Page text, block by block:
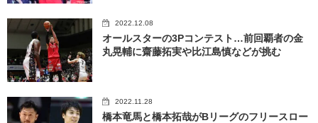
2022.12.08
オールスターの3Pコンテスト…前回覇者の金
丸晃輔に齋藤拓実や比江島慎などが挑む
2022.11.28
橋本竜馬と橋本拓哉がBリーグのフリースロー